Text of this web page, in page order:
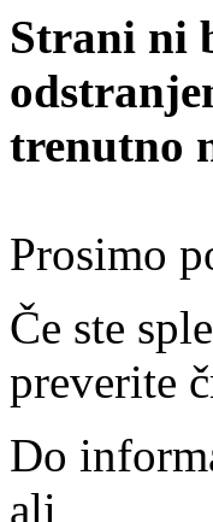
Strani ni
trenutno
Prosimo
Če ste
preverite
Do
ali